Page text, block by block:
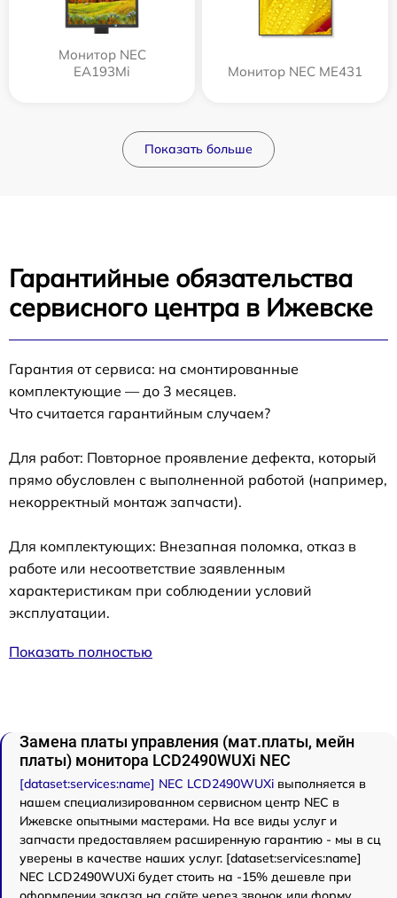
Монитор NEC
EA193Mi
Монитор NEC ME431
Показать больше
Гарантийные обязательства
сервисного центра в Ижевске
Гарантия от сервиса: на смонтированные
комплектующие — до 3 месяцев.
Что считается гарантийным случаем?
Для работ: Повторное проявление дефекта, который
прямо обусловлен с выполненной работой (например,
некорректный монтаж запчасти).
Для комплектующих: Внезапная поломка, отказ в
работе или несоответствие заявленным
характеристикам при соблюдении условий
эксплуатации.
Показать полностью
Замена платы управления (мат.платы, мейн
платы) монитора LCD2490WUXi NEC
[dataset:services:name] NEC LCD2490WUXi выполняется в
нашем специализированном сервисном центр NEC в
Ижевске опытными мастерами. На все виды услуг и
запчасти предоставляем расширенную гарантию - мы в сц
уверены в качестве наших услуг. [dataset:services:name]
NEC LCD2490WUXi будет стоить на -15% дешевле при